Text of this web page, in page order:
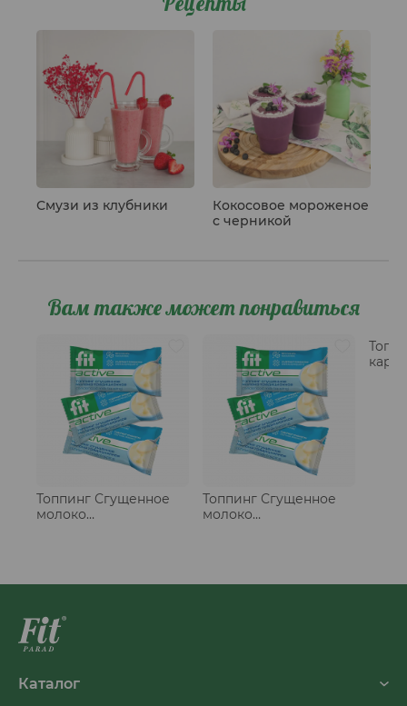
Смузи из клубники
Кокосовое мороженое
с черникой
Вам также может понравиться
Топпинг Сгущенное
молоко
Топпинг Сгущенное
молоко
Каталог